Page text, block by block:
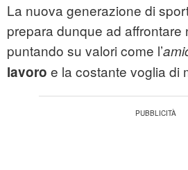
La nuova generazione di
prepara dunque ad affrontare
puntando su valori come l’
lavoro e la costante voglia di